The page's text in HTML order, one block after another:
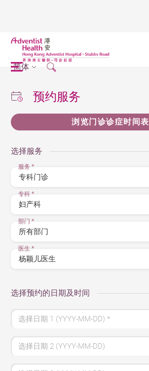
简体
预约服务
浏览门诊诊症时间表
选择服务
服务*
专科*
部门*
医生*
选择预约的日期及时间
选择日期 1 (YYYY-MM-DD)*
选择日期 2 (YYYY-MM-DD)